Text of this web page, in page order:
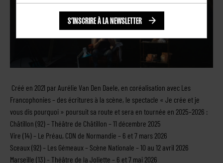
Créé en 2021 par Aurélie Van Den Daele, en coréalisation avec Les
Francophonies – des écritures à la scène, le spectacle « Je crée et je
vous dis pourquoi » poursuit sa route et sera en tournée en 2025–2026 :
Châtillon (92) – Théâtre de Châtillon – 11 décembre 2025
Vire (14) – Le Préau, CDN de Normandie – 6 et 7 mars 2026
Sceaux (92) – Les Gémeaux – Scène Nationale – 10 au 12 avril 2026
Marseille (13) – Théâtre de la Joliette – 6 et 7 mai 2026
S’INSCRIRE À LA NEWSLETTER